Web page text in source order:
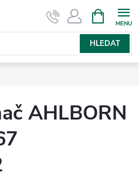
HLEDAT
NÁKUPNÍ
KOŠÍK
AHLBORN